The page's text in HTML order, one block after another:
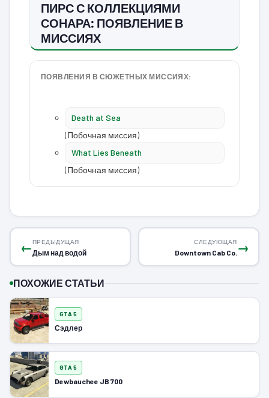
ПИРС С КОЛЛЕКЦИЯМИ
СОНАРА: ПОЯВЛЕНИЕ В
МИССИЯХ
ПОЯВЛЕНИЯ В СЮЖЕТНЫХ МИССИЯХ:
Death at Sea
(Побочная миссия)
What Lies Beneath
(Побочная миссия)
←ПРЕДЫДУЩАЯ
Дым над водой →
СЛЕДУЮЩАЯ
Downtown Cab Co.
ПОХОЖИЕ СТАТЬИ
GTA 5
Сэдлер
GTA 5
Dewbauchee JB 700